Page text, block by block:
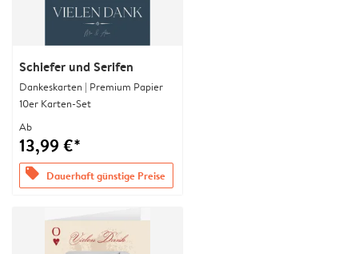
Schiefer und Serifen
Dankeskarten | Premium Papier
10er Karten-Set
Ab
13,99 €*
offers Dauerhaft günstige Preise